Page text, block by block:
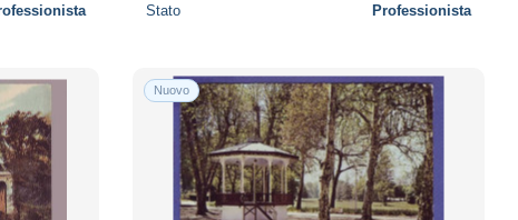
Stato Professionista
Nuovo